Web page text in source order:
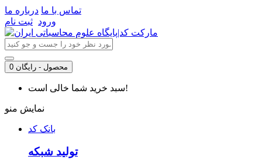
تماس با ما درباره ما
ورود ثبت نام
0 محصول - رایگان
سبد خرید شما خالی است!
نمایش منو
بانک کد
تولید شبکه